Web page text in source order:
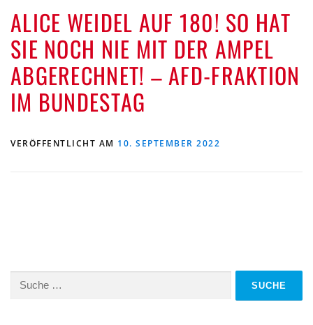
KONTAKT MITGLIED WERDEN SPENDEN
IMPRESSUM
ALICE WEIDEL AUF 180! SO HAT
SIE NOCH NIE MIT DER AMPEL
ABGERECHNET! – AFD-FRAKTION
IM BUNDESTAG
VERÖFFENTLICHT AM 10. SEPTEMBER 2022
Suche